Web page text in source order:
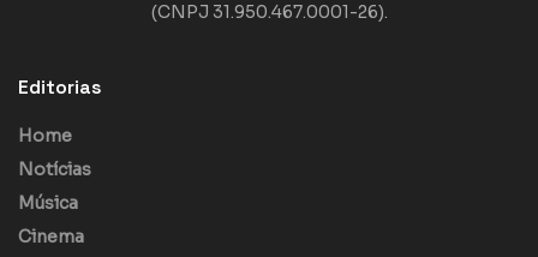
(CNPJ 31.950.467.0001-26).
Editorias
Home
Notícias
Música
Cinema